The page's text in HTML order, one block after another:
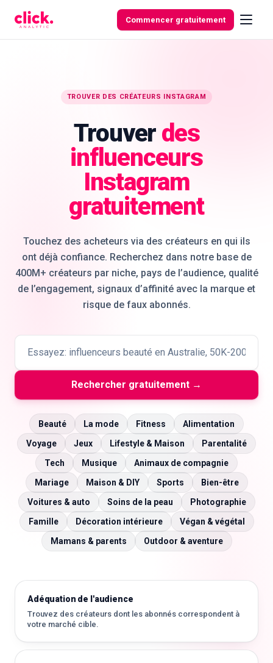
Commencer gratuitement
FonctionnalitésTROUVER DES CRÉATEURS INSTAGRAM
Trouver des
influenceurs
Instagram
gratuitement
Touchez des acheteurs via des créateurs en qui ils
ont déjà confiance. Recherchez dans notre base de
400M+ créateurs par niche, pays de l’audience, qualité
de l’engagement, signaux d’affinité avec la marque et
risque de faux abonnés.
Rechercher gratuitement →
Beauté La mode Fitness
Alimentation
Voyage
Jeux Lifestyle & Maison
Parentalité
Tech
Musique
Animaux de compagnie
Mariage
Maison & DIY Sports
Bien-être
Voitures & auto
Soins de la peau
Photographie
Famille
Décoration intérieure
Végan & végétal
Mamans & parents
Outdoor & aventure
Adéquation de l'audience
Trouvez des créateurs dont les abonnés correspondent à
votre marché cible.